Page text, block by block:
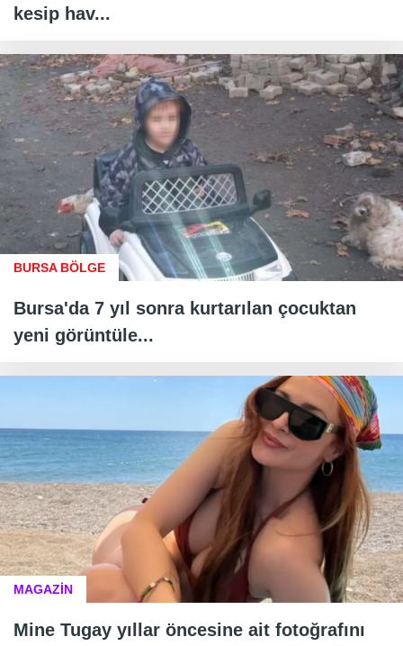
kesip hav...
BURSA BÖLGE
Bursa'da 7 yıl sonra kurtarılan çocuktan
yeni görüntüle...
MAGAZİN
Mine Tugay yıllar öncesine ait fotoğrafını